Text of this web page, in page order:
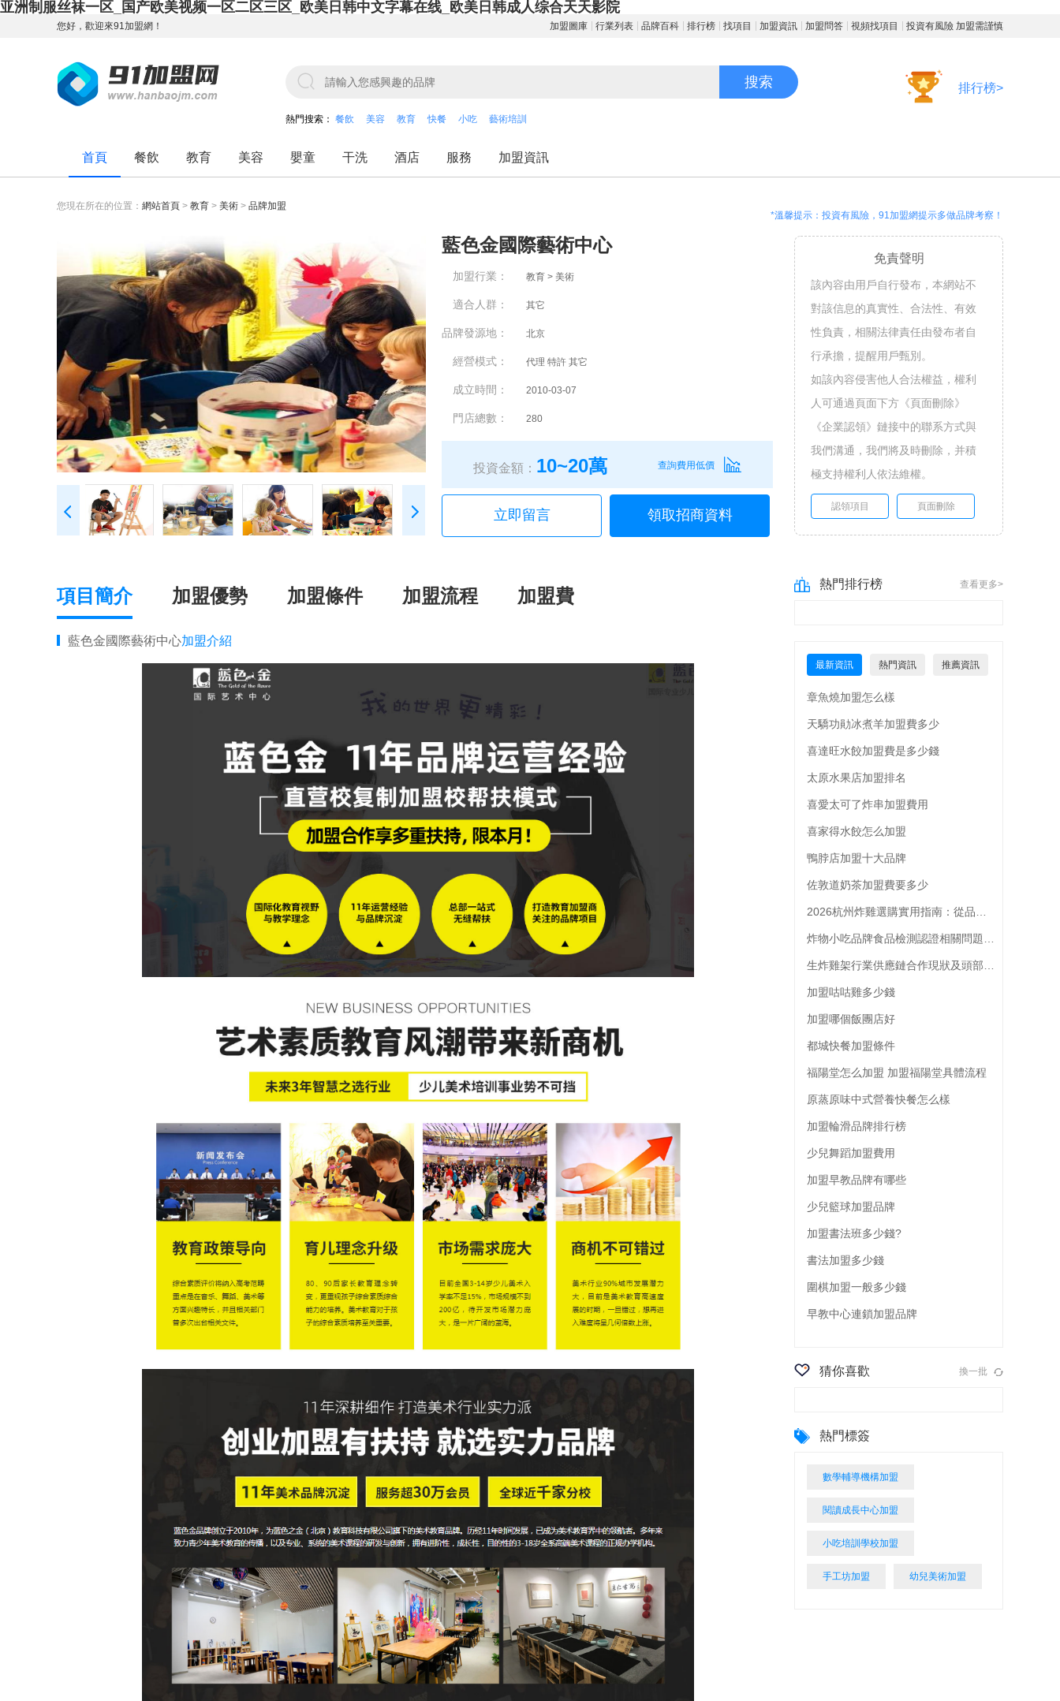
亚洲制服丝袜一区_国产欧美视频一区二区三区_欧美日韩中文字幕在线_欧美日韩成人综合天天影院
您好，歡迎來91加盟網！ 加盟圖庫 行業列表 品牌百科 排行榜 找項目 加盟資訊 加盟問答 視頻找項目 投資有風險 加盟需謹慎
搜索
熱門搜索： 餐飲 美容 教育 快餐 小吃 藝術培訓
排行榜>
首頁 餐飲 教育 美容 嬰童 干洗 酒店 服務 加盟資訊
您現在所在的位置： 網站首頁 > 教育 > 美術 > 品牌加盟
*溫馨提示：投資有風險，91加盟網提示多做品牌考察！
藍色金國際藝術中心
加盟行業： 教育 > 美術
適合人群： 其它
品牌發源地： 北京
經營模式： 代理 特許 其它
成立時間： 2010-03-07
門店總數： 280
投資金額： 10~20萬 查詢費用低價
立即留言 領取招商資料
免責聲明
該內容由用戶自行發布，本網站不
對該信息的真實性、合法性、有效
性負責，相關法律責任由發布者自
行承擔，提醒用戶甄別。
如該內容侵害他人合法權益，權利
人可通過頁面下方《頁面刪除》
《企業認領》鏈接中的聯系方式與
我們溝通，我們將及時刪除，并積
極支持權利人依法維權。
認領項目 頁面刪除
項目簡介 加盟優勢 加盟條件 加盟流程 加盟費
藍色金國際藝術中心加盟介紹
熱門排行榜 查看更多>
最新資訊 熱門資訊 推薦資訊
章魚燒加盟怎么樣
天驕功勛冰煮羊加盟費多少
喜達旺水餃加盟費是多少錢
太原水果店加盟排名
喜愛太可了炸串加盟費用
喜家得水餃怎么加盟
鴨脖店加盟十大品牌
佐敦道奶茶加盟費要多少
加盟咕咕雞多少錢
加盟哪個飯團店好
都城快餐加盟條件
福陽堂怎么加盟 加盟福陽堂具體流程
原蒸原味中式營養快餐怎么樣
加盟輪滑品牌排行榜
少兒舞蹈加盟費用
加盟早教品牌有哪些
少兒籃球加盟品牌
加盟書法班多少錢?
書法加盟多少錢
圍棋加盟一般多少錢
早教中心連鎖加盟品牌
猜你喜歡 換一批
熱門標簽
數學輔導機構加盟
閱讀成長中心加盟
小吃培訓學校加盟
手工坊加盟 幼兒美術加盟